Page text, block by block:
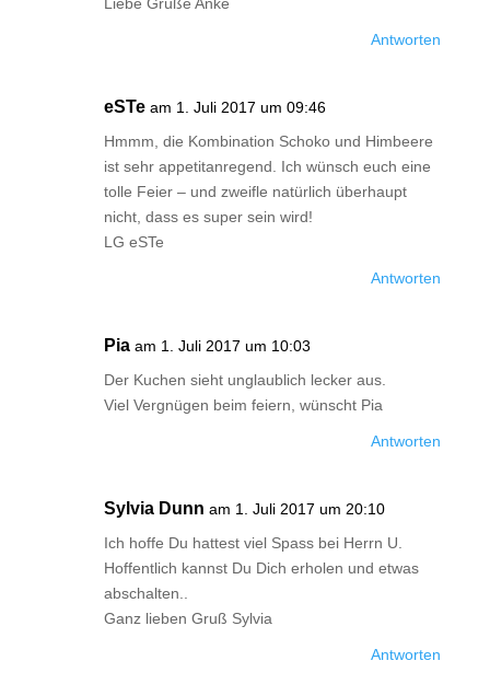
Antworten
eSTe am 1. Juli 2017 um 09:46
Hmmm, die Kombination Schoko und Himbeere
ist sehr appetitanregend. Ich wünsch euch eine
tolle Feier – und zweifle natürlich überhaupt
nicht, dass es super sein wird!
LG eSTe
Antworten
Pia am 1. Juli 2017 um 10:03
Der Kuchen sieht unglaublich lecker aus.
Viel Vergnügen beim feiern, wünscht Pia
Antworten
Sylvia Dunn am 1. Juli 2017 um 20:10
Ich hoffe Du hattest viel Spass bei Herrn U.
Hoffentlich kannst Du Dich erholen und etwas
abschalten..
Ganz lieben Gruß Sylvia
Antworten